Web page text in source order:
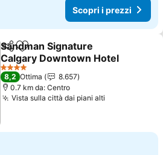
Scopri i prezzi
CondividiAggiungi ai preferiti
Sandman Signature
Calgary Downtown Hotel
Scopri i prezzi
4 Stelle
8,2 Ottima
8.657
0.7 km da: Centro
Vista sulla città dai piani alti